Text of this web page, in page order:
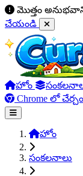
మొత్తం
చేయండి
హోం
Chrome లో
హోం
సంకలనాలు